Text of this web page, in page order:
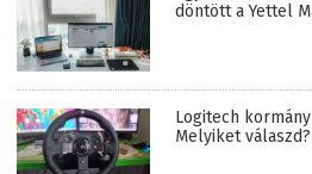
döntött a Yettel
Logitech
Melyiket válaszd?